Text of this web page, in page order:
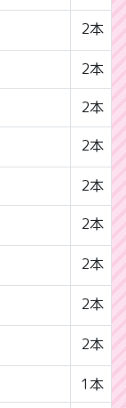
2本
2本
2本
2本
2本
2本
2本
2本
2本
1本